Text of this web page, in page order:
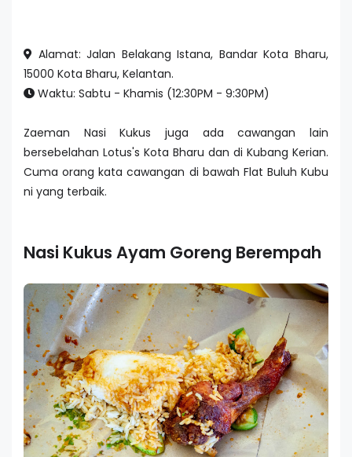
Alamat: Jalan Belakang Istana, Bandar Kota Bharu,
15000 Kota Bharu, Kelantan.
Waktu: Sabtu - Khamis (12:30PM - 9:30PM)
Zaeman Nasi Kukus juga ada cawangan lain
bersebelahan Lotus's Kota Bharu dan di Kubang Kerian.
Cuma orang kata cawangan di bawah Flat Buluh Kubu
ni yang terbaik.
Nasi Kukus Ayam Goreng Berempah